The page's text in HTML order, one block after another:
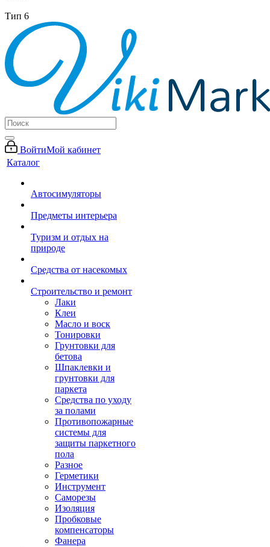
Тип 6
ВойтиМой кабинет
Каталог
Автосимуляторы
Предметы интерьера
Туризм и отдых на
природе
Средства от насекомых
Строительство и ремонт
Лаки
Клеи
Масло и воск
Тонировки
Грунтовки для
бетова
Шпаклевки и
грунтовки для
паркета
Средства по уходу
за полами
Противопожарные
системы для
защиты паркетного
пола
Разное
Герметики
Инструмент
Саморезы
Изоляция
Пробковые
компенсаторы
Фанера